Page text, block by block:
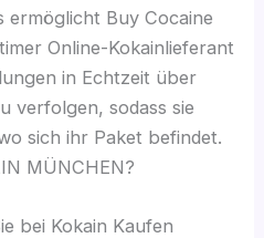
ermöglicht Buy Cocaine
Online-Kokainlieferant
in Echtzeit über
verfolgen, sodass sie
sich ihr Paket befindet.
MÜNCHEN?
bei Kokain Kaufen